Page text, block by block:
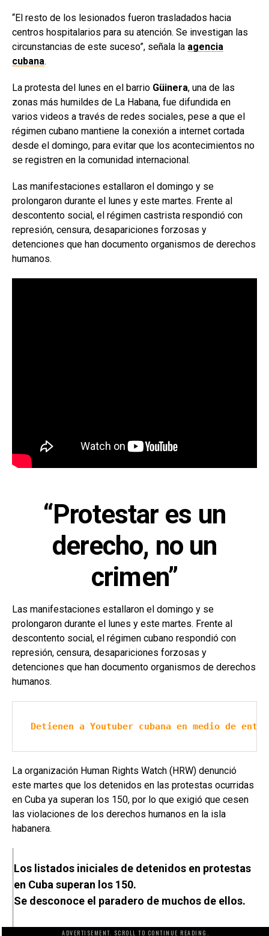
“El resto de los lesionados fueron trasladados hacia
centros hospitalarios para su atención. Se investigan las
circunstancias de este suceso”, señala la agencia
cubana.
La protesta del lunes en el barrio Güinera, una de las
zonas más humildes de La Habana, fue difundida en
varios videos a través de redes sociales, pese a que el
régimen cubano mantiene la conexión a internet cortada
desde el domingo, para evitar que los acontecimientos no
se registren en la comunidad internacional.
Las manifestaciones estallaron el domingo y se
prolongaron durante el lunes y este martes. Frente al
descontento social, el régimen castrista respondió con
represión, censura, desapariciones forzosas y
detenciones que han documento organismos de derechos
humanos.
“Protestar es un
derecho, no un
crimen”
Las manifestaciones estallaron el domingo y se
prolongaron durante el lunes y este martes. Frente al
descontento social, el régimen cubano respondió con
represión, censura, desapariciones forzosas y
detenciones que han documento organismos de derechos
humanos.
Detienen a Youtuber cubana en medio de
La organización Human Rights Watch (HRW) denunció
este martes que los detenidos en las protestas ocurridas
en Cuba ya superan los 150, por lo que exigió que cesen
las violaciones de los derechos humanos en la isla
habanera.
Los listados iniciales de detenidos en protestas
en Cuba superan los 150.
Se desconoce el paradero de muchos de ellos.
ADVERTISEMENT. SCROLL TO CONTINUE READING.